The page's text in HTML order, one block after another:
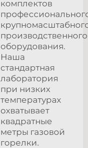
комплектов
производственного
оборудования.
Наша
стандартная
лаборатория
при низких
температурах
охватывает
квадратные
метры газовой
горелки.